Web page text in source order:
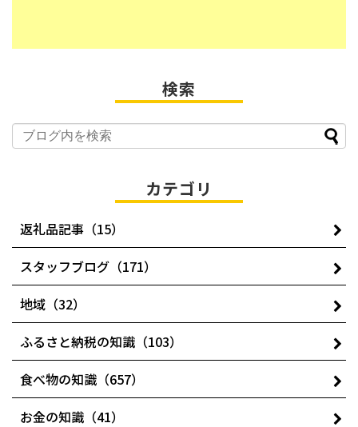
検索
カテゴリ
返礼品記事（15）
スタッフブログ（171）
地域（32）
ふるさと納税の知識（103）
食べ物の知識（657）
お金の知識（41）